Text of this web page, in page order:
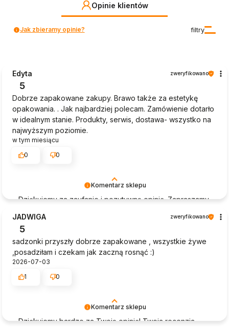
Opinie klientów
filtry
Jak zbieramy opinie?
Komentarz sklepu
Dziękujemy za zaufanie i pozytywną opinię. Zapraszamy
Edyta zweryfikowano
5
Dobrze zapakowane zakupy. Brawo także za estetykę
opakowania. . Jak najbardziej polecam. Zamówienie dotarło
w idealnym stanie. Produkty, serwis, dostawa- wszystko na
najwyższym poziomie.
w tym miesiącu
0
0
Komentarz sklepu
Dziękujemy bardzo za Twoją opinię! Twoja recenzja
JADWIGA zweryfikowano
5
sadzonki przyszły dobrze zapakowane , wszystkie żywe
,posadziłam i czekam jak zaczną rosnąć :)
2026-07-03
1
0